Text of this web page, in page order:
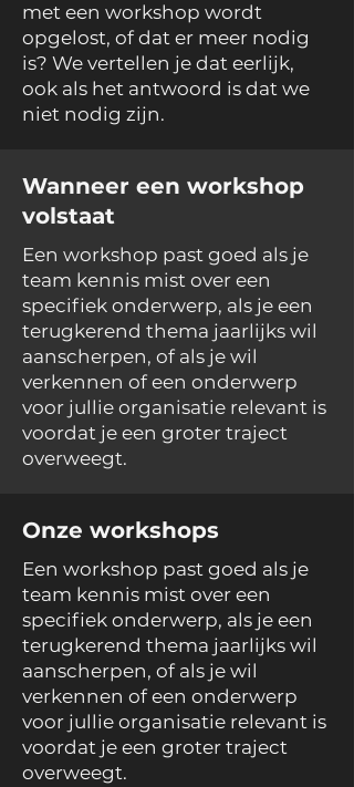
met een workshop wordt
opgelost, of dat er meer nodig
is? We vertellen je dat eerlijk,
ook als het antwoord is dat we
niet nodig zijn.
Wanneer een workshop
volstaat
Een workshop past goed als je
team kennis mist over een
specifiek onderwerp, als je een
terugkerend thema jaarlijks wil
aanscherpen, of als je wil
verkennen of een onderwerp
voor jullie organisatie relevant is
voordat je een groter traject
overweegt.
Onze workshops
Een workshop past goed als je
team kennis mist over een
specifiek onderwerp, als je een
terugkerend thema jaarlijks wil
aanscherpen, of als je wil
verkennen of een onderwerp
voor jullie organisatie relevant is
voordat je een groter traject
overweegt.